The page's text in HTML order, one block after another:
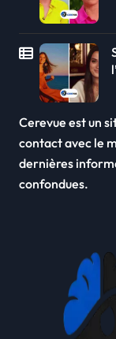
Cerevue est un
contact avec le
dernières
confondues.